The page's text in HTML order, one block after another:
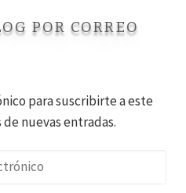
POR CORREO
para suscribirte a este
nuevas entradas.